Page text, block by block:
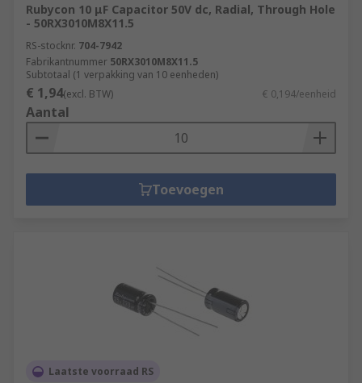
Rubycon 10 μF Capacitor 50V dc, Radial, Through Hole
- 50RX3010M8X11.5
RS-stocknr. 704-7942
Fabrikantnummer 50RX3010M8X11.5
Subtotaal (1 verpakking van 10 eenheden)
€ 1,94(excl. BTW) € 0,194/eenheid
Aantal
Toevoegen
Laatste voorraad RS